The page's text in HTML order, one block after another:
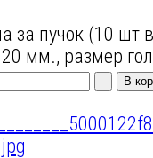
за пучок (10 шт
мм., размер